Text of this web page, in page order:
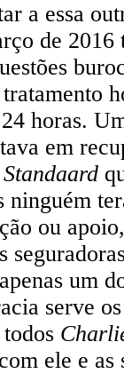
a essa
de 2016
horas.
em
ninguém
ou
um
serve
ele e as